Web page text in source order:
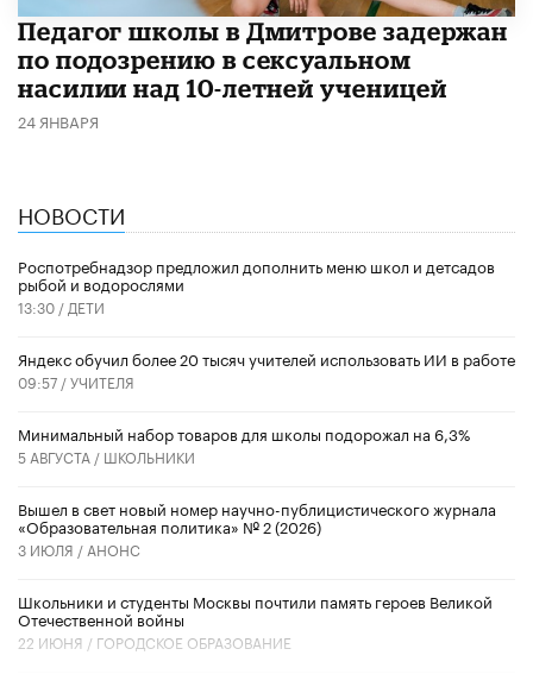
Педагог школы в Дмитрове задержан
по подозрению в сексуальном
насилии над 10-летней ученицей
24 ЯНВАРЯ
НОВОСТИ
Роспотребнадзор предложил дополнить меню школ и детсадов
рыбой и водорослями
13:30 / ДЕТИ
​Яндекс обучил более 20 тысяч учителей использовать ИИ в работе
09:57 /УЧИТЕЛЯ
Минимальный набор товаров для школы подорожал на 6,3%
5 АВГУСТА / ШКОЛЬНИКИ
Вышел в свет новый номер научно-публицистического журнала
«Образовательная политика» № 2 (2026)
3 ИЮЛЯ / АНОНС
Школьники и студенты Москвы почтили память героев Великой
Отечественной войны
22 ИЮНЯ / ГОРОДСКОЕ ОБРАЗОВАНИЕ